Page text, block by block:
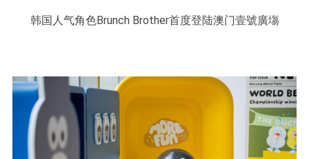
韩国人气角色Brunch Brother首度登陆澳门壹號廣塲